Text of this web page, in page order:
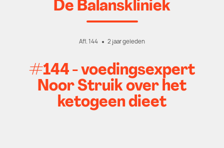
De Balanskliniek
Afl. 144 2 jaar geleden
#144 - voedingsexpert
Noor Struik over het
ketogeen dieet